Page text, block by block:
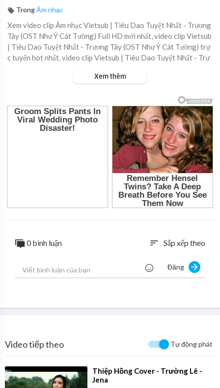
TrongÂm nhạc
Xem video clip Âm nhạc Vietsub | Tiêu Dao Tuyệt Nhất - Trương
Tây (OST Như Ý Cát Tường) Full HD mới nhất, video clip Vietsub
| Tiêu Dao Tuyệt Nhất - Trương Tây (OST Như Ý Cát Tường) trự
c tuyến hot nhất, video clip Vietsub | Tiêu Dao Tuyệt Nhất - Trư
Xem thêm
0 bình luận sort Sắp xếp theo
Đăng
Video tiếp theo Tự động phát
⁣Thiệp Hồng Cover - Trường Lê -
Jena